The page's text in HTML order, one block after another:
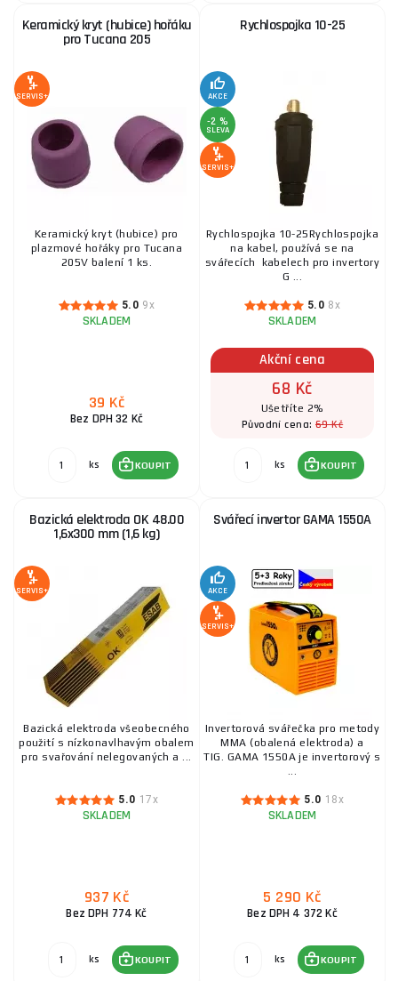
SKLADEM
Trubičkový svářecí drát 0,9 mm/1 kg
SKLADEM KOUPIT
Elektrody na nerez OK 63.30 Ø 2,5 mm/1ks
Kontaktní trubička 0,9 mm - závit M6, 6x25 mm, Cu
Wolframové elektrody tig 3,2 mm zlatá/1ks
SKLADEM ks KOUPIT 240 Kč
Těsnění pro redukční ventily univerzální
19 Kč
Keramický kryt (hubice) hořáku
pro Tucana 205
SERVIS+
Keramický kryt (hubice) pro
plazmové hořáky pro Tucana
205V balení 1 ks.
5.0 9x
SKLADEM
39 Kč
Bez DPH 32 Kč
ks KOUPIT
Rychlospojka 10-25
AKCE
-2 %
SLEVA
SERVIS+
Rychlospojka 10-25Rychlospojka
na kabel, používá se na
svářecích kabelech pro invertory
G ...
5.0 8x
SKLADEM
Akční cena
68 Kč
Ušetříte 2%
Původní cena: 69 Kč
ks KOUPIT
Bazická elektroda OK 48.00
1,6x300 mm (1,6 kg)
SERVIS+
Bazická elektroda všeobecného
použití s nízkonavlhavým obalem
pro svařování nelegovaných a ...
5.0 17x
SKLADEM
937 Kč
Bez DPH 774 Kč
ks KOUPIT
Svářecí invertor GAMA 1550A
AKCE
SERVIS+
Invertorová svářečka pro metody
MMA (obalená elektroda) a
TIG. GAMA 1550A je invertorový s
...
5.0 18x
SKLADEM
5 290 Kč
Bez DPH 4 372 Kč
ks KOUPIT